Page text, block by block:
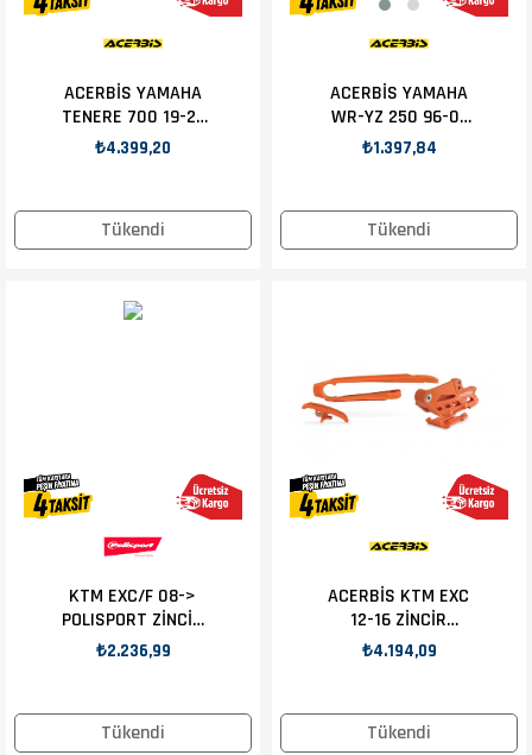
Tükendi
ACERBİS YAMAHA
TENERE 700 19-21
ZİNCİR KILAVUZU
₺4.399,20
Tükendi
ACERBİS YAMAHA
WR-YZ 250 96-01
ZİNCİR SLIDER
₺1.397,84
Tükendi
KTM EXC/F 08->
POLISPORT ZİNCİR
SLIDER TURUNCU
₺2.236,99
Tükendi
ACERBİS KTM EXC
12-16 ZİNCİR
SLIDER + KILAVUZ
₺4.194,09